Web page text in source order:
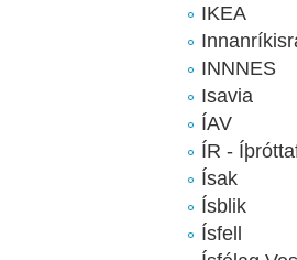
IKEA
INNNES
Isavia
ÍAV
ÍR -
Ísak
Ísblik
Ísfell